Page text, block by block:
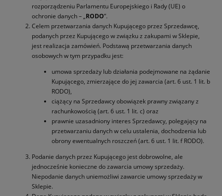
rozporządzeniu Parlamentu Europejskiego i Rady (UE) o
ochronie danych – „RODO”.
Celem przetwarzania danych Kupującego przez Sprzedawcę,
podanych przez Kupującego w związku z zakupami w Sklepie,
jest realizacja zamówień. Podstawą przetwarzania danych
osobowych w tym przypadku jest:
umowa sprzedaży lub działania podejmowane na żądanie
Kupującego, zmierzające do jej zawarcia (art. 6 ust. 1 lit. b
RODO),
ciążący na Sprzedawcy obowiązek prawny związany z
rachunkowością (art. 6 ust. 1 lit. c) oraz
prawnie uzasadniony interes Sprzedawcy, polegający na
przetwarzaniu danych w celu ustalenia, dochodzenia lub
obrony ewentualnych roszczeń (art. 6 ust. 1 lit. f RODO).
Podanie danych przez Kupującego jest dobrowolne, ale
jednocześnie konieczne do zawarcia umowy sprzedaży.
Niepodanie danych uniemożliwi zawarcie umowy sprzedaży w
Sklepie.